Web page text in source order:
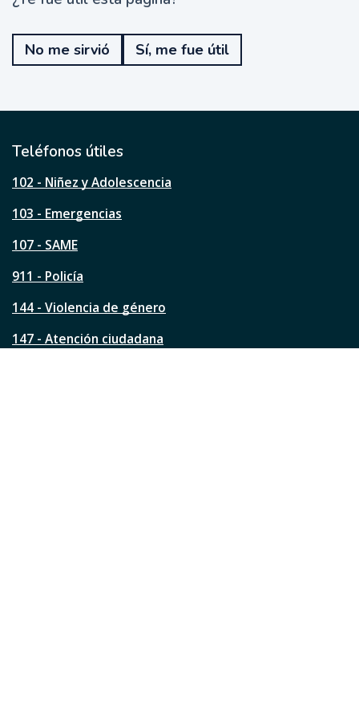
¿
e
u
t
l
s
a
á
i
a
No me sirvió Sí, me fue útil
Teléfonos útiles
102 - Niñez y Adolescencia
103 - Emergencias
107 - SAME
911 - Policía
144 - Violencia de género
147 - Atención ciudadana